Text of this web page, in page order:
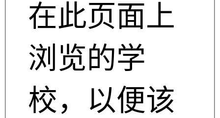
在此页面上
浏览的学
校，以便该